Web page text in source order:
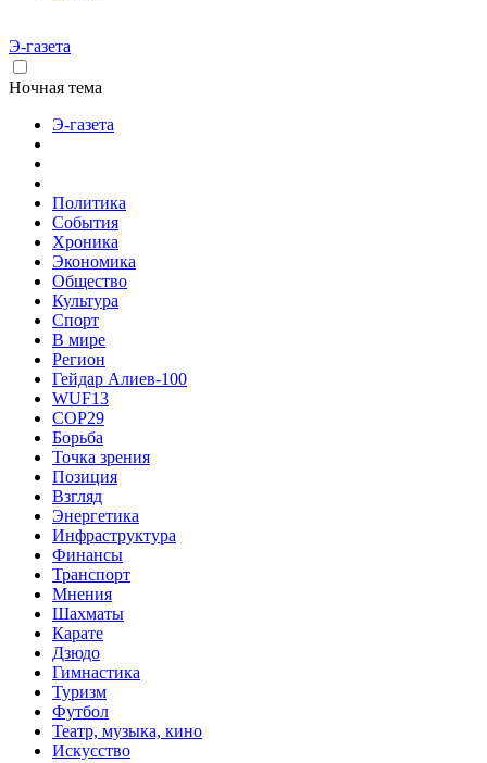
Э-газета
Ночная тема
Э-газета
Политика
События
Хроника
Экономика
Общество
Культура
Спорт
В мире
Регион
Гейдар Алиев-100
WUF13
COP29
Борьба
Точка зрения
Позиция
Взгляд
Энергетика
Инфраструктура
Финансы
Транспорт
Мнения
Шахматы
Карате
Дзюдо
Гимнастика
Туризм
Футбол
Театр, музыка, кино
Искусство